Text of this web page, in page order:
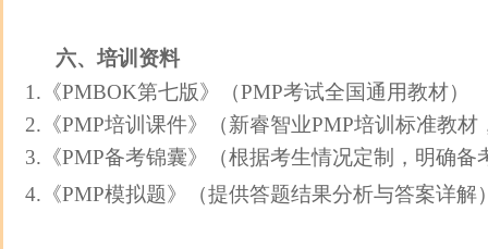
六、培训资料
1.《PMBOK第七版》（PMP考试全国通用教材）
2.《PMP培训课件》（新睿智业PMP培训标准教
3.《PMP备考锦囊》（根据考生情况定制，明确备
4.《PMP模拟题》（提供答题结果分析与答案详解